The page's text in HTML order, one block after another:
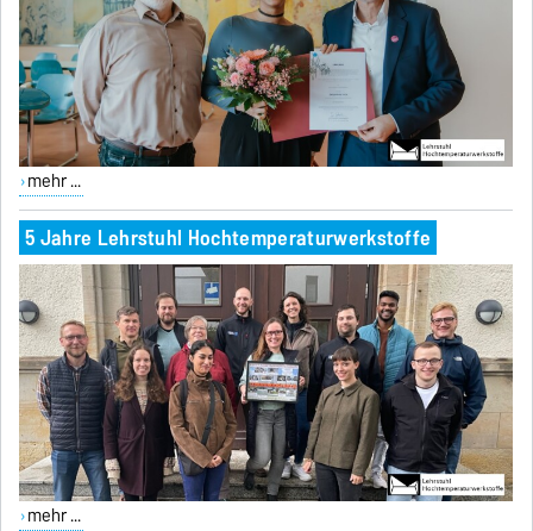
mehr ...
5 Jahre Lehrstuhl Hochtemperaturwerkstoffe
mehr ...